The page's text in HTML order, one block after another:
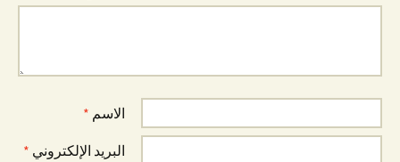
الاسم *
البريد الإلكتروني *